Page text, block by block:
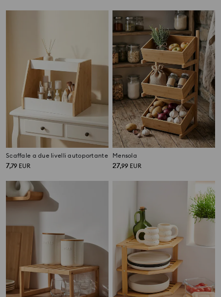
Scaffale a due livelli autoportante
7,79 EUR
Mensola
27,99 EUR